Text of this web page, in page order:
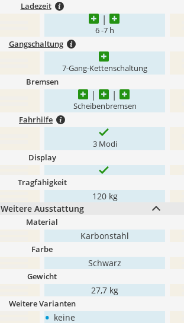
Ladezeit
6 -7 h
Gangschaltung
7-Gang-Kettenschaltung
Bremsen
Scheibenbremsen
Fahrhilfe
3 Modi
Display
Tragfähigkeit
120 kg
Weitere Ausstattung
Material
Karbonstahl
Farbe
Schwarz
Gewicht
27,7 kg
Weitere Varianten
• keine